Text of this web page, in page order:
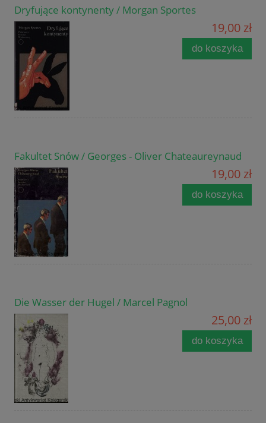
Dryfujące kontynenty / Morgan Sportes
19,00 zł
do koszyka
Fakultet Snów / Georges - Oliver Chateaureynaud
19,00 zł
do koszyka
Die Wasser der Hugel / Marcel Pagnol
25,00 zł
do koszyka